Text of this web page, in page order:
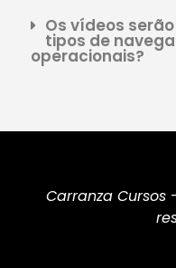
Os vídeos
tipos de
operacionais?
Carranza Cursos